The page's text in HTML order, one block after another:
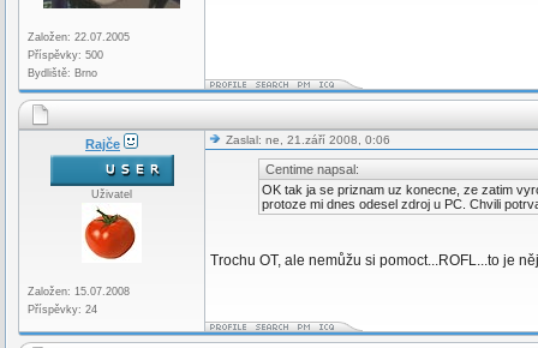
Založen: 22.07.2005
Příspěvky: 500
Bydliště: Brno
Rajče
Uživatel
Založen: 15.07.2008
Příspěvky: 24
Zaslal: ne, 21.září 2008, 0:06
Centime napsal:
OK tak ja se priznam uz konecne, ze zatim
protoze mi dnes odesel zdroj u PC. Chvili
Trochu OT, ale nemůžu si pomoct...ROFL...to je